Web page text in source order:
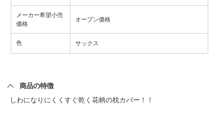
メーカー希望小売
価格
オープン価格
色 サックス
商品の特徴
しわになりにくくすぐ乾く花柄の枕カバー！！